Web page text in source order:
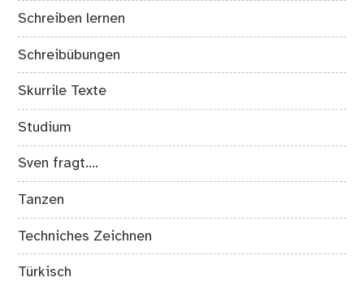
Schreiben lernen
Schreibübungen
Skurrile Texte
Studium
Sven fragt….
Tanzen
Techniches Zeichnen
Türkisch